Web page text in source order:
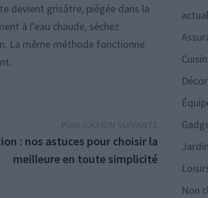
devient grisâtre, piégée dans la
à l’eau chaude, séchez
La même méthode fonctionne
Publication
suivante :
: nos astuces pour choisir la
meilleure en toute simplicité
Non